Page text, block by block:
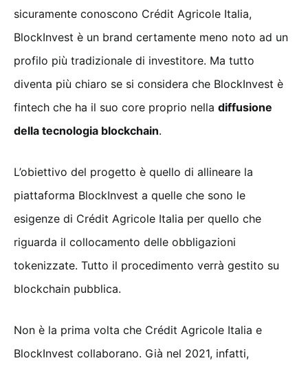
sicuramente conoscono Crédit Agricole Italia,
BlockInvest è un brand certamente meno noto ad un
profilo più tradizionale di investitore. Ma tutto
diventa più chiaro se si considera che BlockInvest è
fintech che ha il suo core proprio nella diffusione
della tecnologia blockchain.
L’obiettivo del progetto è quello di allineare la
piattaforma BlockInvest a quelle che sono le
esigenze di Crédit Agricole Italia per quello che
riguarda il collocamento delle obbligazioni
tokenizzate. Tutto il procedimento verrà gestito su
blockchain pubblica.
Non è la prima volta che Crédit Agricole Italia e
BlockInvest collaborano. Già nel 2021, infatti,